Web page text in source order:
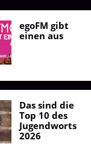
egoFM gibt
einen aus
Das sind die
Top 10 des
Jugendworts
2026